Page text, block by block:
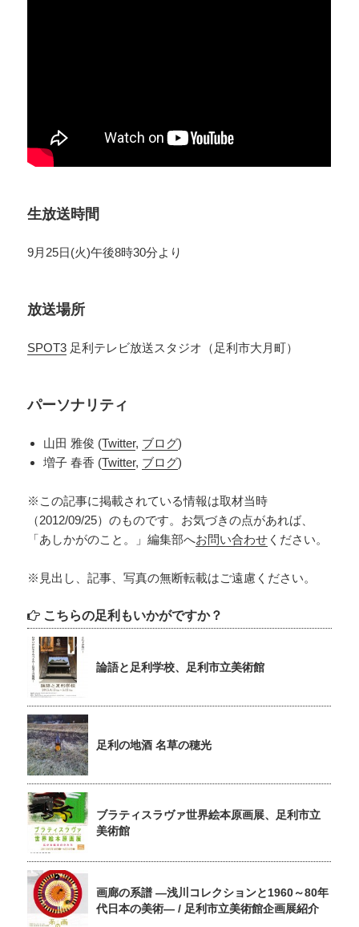
生放送時間
9月25日(火)午後8時30分より
放送場所
SPOT3 足利テレビ放送スタジオ（足利市大月町）
パーソナリティ
山田 雅俊 (Twitter, ブログ)
増子 春香 (Twitter, ブログ)
※この記事に掲載されている情報は取材当時
（2012/09/25）のものです。お気づきの点があれば、
「あしかがのこと。」編集部へお問い合わせ ください。
※見出し、記事、写真の無断転載はご遠慮ください。
こちらの足利もいかがですか？
論語と足利学校、足利市立美術館
足利の地酒 名草の穂光
ブラティスラヴァ世界絵本原画展、足利市立
美術館
画廊の系譜 ―浅川コレクションと1960～80年
代日本の美術― / 足利市立美術館企画展紹介